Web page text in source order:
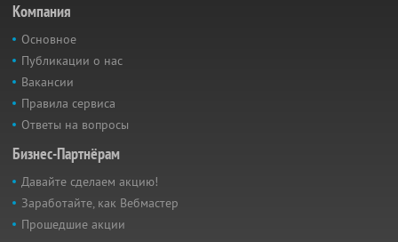
Компания
Основное
Публикации о нас
Вакансии
Правила сервиса
Ответы на вопросы
Бизнес-Партнёрам
Давайте сделаем акцию!
Заработайте, как Вебмастер
Прошедшие акции